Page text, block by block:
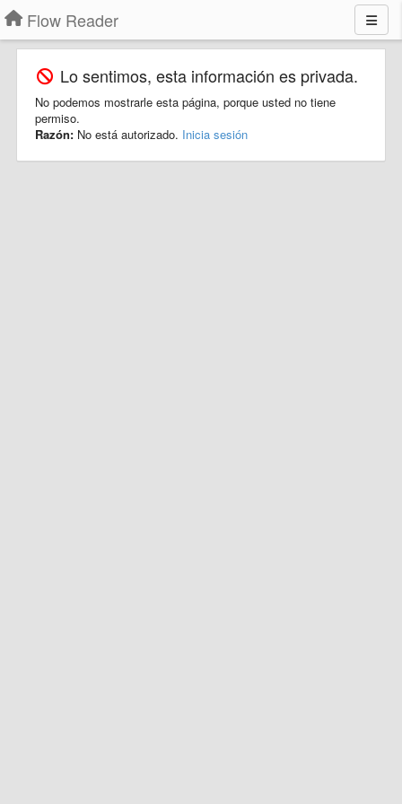
Flow Reader
Lo sentimos, esta información es privada.
No podemos mostrarle esta página, porque usted no tiene
permiso.
Razón: No está autorizado. Inicia sesión